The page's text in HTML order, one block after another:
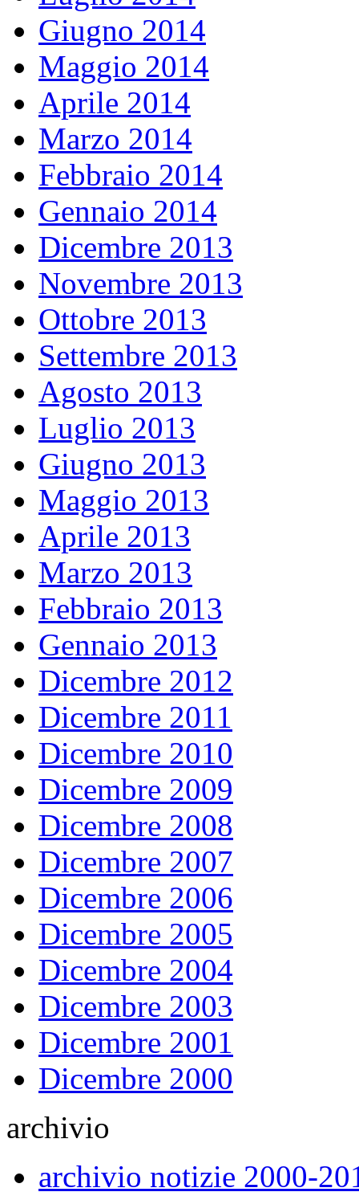
Giugno 2014
Maggio 2014
Aprile 2014
Marzo 2014
Febbraio 2014
Gennaio 2014
Dicembre 2013
Novembre 2013
Ottobre 2013
Settembre 2013
Agosto 2013
Luglio 2013
Giugno 2013
Maggio 2013
Aprile 2013
Marzo 2013
Febbraio 2013
Gennaio 2013
Dicembre 2012
Dicembre 2011
Dicembre 2010
Dicembre 2009
Dicembre 2008
Dicembre 2007
Dicembre 2006
Dicembre 2005
Dicembre 2004
Dicembre 2003
Dicembre 2001
Dicembre 2000
archivio
archivio notizie 2000-